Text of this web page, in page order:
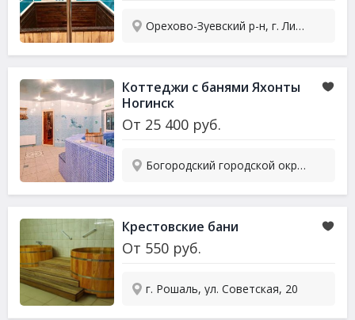
Орехово-Зуевский р-н, г. Ликино-Дулево, ул. Советская, 41
Коттеджи с банями Яхонты
Ногинск
От 25 400 руб.
Богородский городской округ, деревня Жилино
Крестовские бани
От 550 руб.
г. Рошаль, ул. Советская, 20